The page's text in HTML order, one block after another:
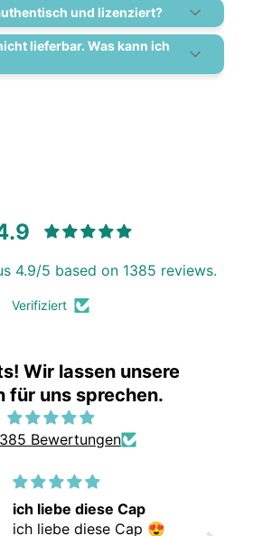
und lizenziert?
lieferbar. Was kann ich
4.9/5 based on 1385 reviews.
Verifiziert
Wir lassen unsere
für uns sprechen.
Bewertungen
ich liebe diese Cap
ich liebe diese Cap 😍